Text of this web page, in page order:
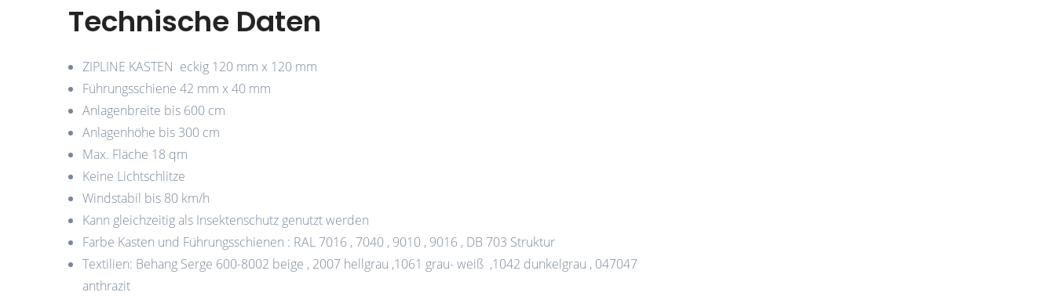
Technische Daten
ZIPLINE KASTEN eckig 120 mm x 120 mm
Führungsschiene 42 mm x 40 mm
Anlagenbreite bis 600 cm
Anlagenhöhe bis 300 cm
Max. Fläche 18 qm
Keine Lichtschlitze
Windstabil bis 80 km/h
Kann gleichzeitig als Insektenschutz genutzt werden
Farbe Kasten und Führungsschienen : RAL 7016 , 7040 , 9010 , 9016 , DB 703 Struktur
Textilien: Behang Serge 600-8002 beige , 2007 hellgrau ,1061 grau- weiß ,1042 dunkelgrau , 047047
anthrazit